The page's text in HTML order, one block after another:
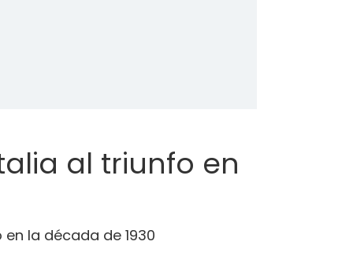
al triunfo en
la década de 1930